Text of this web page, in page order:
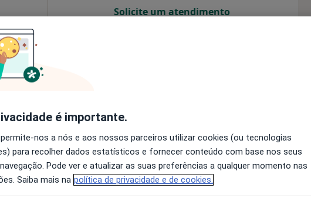
gratuito
Solicite um atendimento
de Famalicão • Mapa
O agendamento online não está
disponível
Solicite um atendimento
é importante.
nos a nós e aos nossos parceiros utilizar cookies (ou tecnologias
para recolher dados estatísticos e fornecer conteúdo com base nos seus
Pode ver e atualizar as suas preferências a qualquer momento nas
Saiba mais na política de privacidade e de cookies.